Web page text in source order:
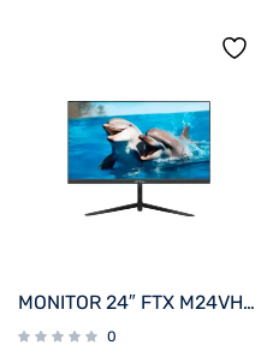
MONITOR 24″ FTX M24VHDFML FHD VGA/HDMI/75HZ/1MS/VA/BIVOLT BORDE INFINITO
0